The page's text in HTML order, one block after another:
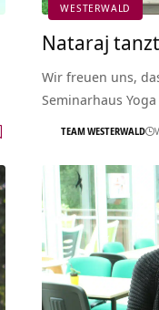
WESTERWALD
Nataraj
Wir freuen uns,
Seminarhaus
TEAM WESTERWALD